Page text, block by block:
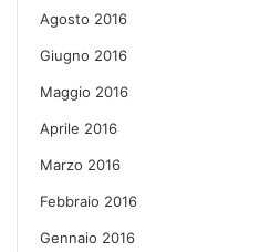
Agosto 2016
Giugno 2016
Maggio 2016
Aprile 2016
Marzo 2016
Febbraio 2016
Gennaio 2016